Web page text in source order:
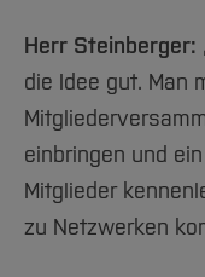
Herr Steinberger:
die Idee gut. Man
einbringen und
Mitglieder
zu Netzwerken